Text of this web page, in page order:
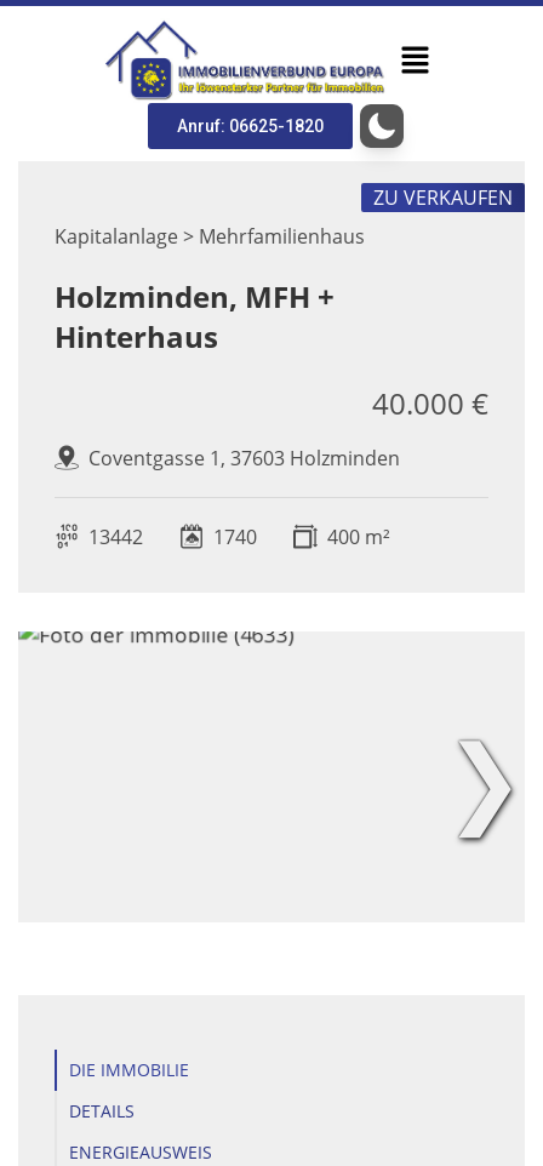
Anruf: 06625-1820
Kapitalanlage > Mehrfamilienhaus
ZU VERKAUFEN
Holzminden, MFH +
Hinterhaus
Coventgasse 1, 37603 Holzminden
40.000 €
13442 1740 400 m²
❯
DIE IMMOBILIE
DETAILS
ENERGIEAUSWEIS